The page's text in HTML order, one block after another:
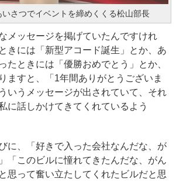
さつでイベントを締めくくる松山部長
メッセージを掲げていたんですけれ
きには「新型アコード誕生」とか、あ
たときには「優勝おめでとう」とか、
ますと、「1年間ありがとうございま
いうメッセージが出されていて、それ
に話しかけてきてくれているよう
に、「好きで入った会社なんだな、が
「このビルに憧れてきたんだな、がん
思って奮い立たしてくれたビルだと思